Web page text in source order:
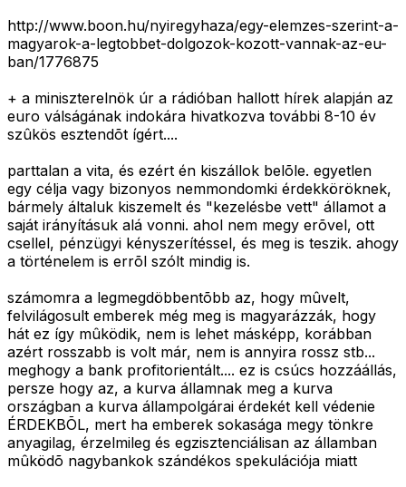
http://www.boon.hu/nyiregyhaza/egy-elemzes-szerint-a-
magyarok-a-legtobbet-dolgozok-kozott-vannak-az-eu-
ban/1776875
+ a miniszterelnök úr a rádióban hallott hírek alapján az
euro válságának indokára hivatkozva további 8-10 év
szûkös esztendõt ígért....
parttalan a vita, és ezért én kiszállok belõle. egyetlen
egy célja vagy bizonyos nemmondomki érdekköröknek,
bármely általuk kiszemelt és "kezelésbe vett" államot a
saját irányításuk alá vonni. ahol nem megy erõvel, ott
csellel, pénzügyi kényszerítéssel, és meg is teszik. ahogy
a történelem is errõl szólt mindig is.
számomra a legmegdöbbentõbb az, hogy mûvelt,
felvilágosult emberek még meg is magyarázzák, hogy
hát ez így mûködik, nem is lehet másképp, korábban
azért rosszabb is volt már, nem is annyira rossz stb...
meghogy a bank profitorientált.... ez is csúcs hozzáállás,
persze hogy az, a kurva államnak meg a kurva
országban a kurva állampolgárai érdekét kell védenie
ÉRDEKBÕL, mert ha emberek sokasága megy tönkre
anyagilag, érzelmileg és egzisztenciálisan az államban
mûködõ nagybankok szándékos spekulációja miatt